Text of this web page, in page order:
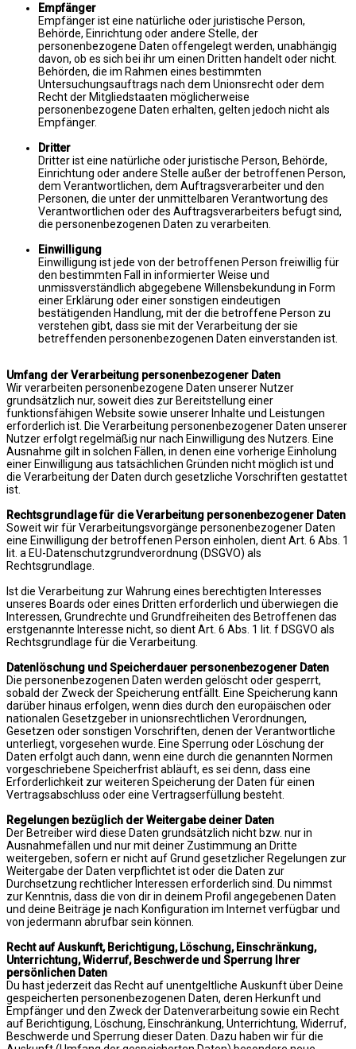
Empfänger
Empfänger ist eine natürliche oder juristische Person,
Behörde, Einrichtung oder andere Stelle, der
personenbezogene Daten offengelegt werden, unabhängig
davon, ob es sich bei ihr um einen Dritten handelt oder nicht.
Behörden, die im Rahmen eines bestimmten
Untersuchungsauftrags nach dem Unionsrecht oder dem
Recht der Mitgliedstaaten möglicherweise
personenbezogene Daten erhalten, gelten jedoch nicht als
Empfänger.
Dritter
Dritter ist eine natürliche oder juristische Person, Behörde,
Einrichtung oder andere Stelle außer der betroffenen Person,
dem Verantwortlichen, dem Auftragsverarbeiter und den
Personen, die unter der unmittelbaren Verantwortung des
Verantwortlichen oder des Auftragsverarbeiters befugt sind,
die personenbezogenen Daten zu verarbeiten.
Einwilligung
Einwilligung ist jede von der betroffenen Person freiwillig für
den bestimmten Fall in informierter Weise und
unmissverständlich abgegebene Willensbekundung in Form
einer Erklärung oder einer sonstigen eindeutigen
bestätigenden Handlung, mit der die betroffene Person zu
verstehen gibt, dass sie mit der Verarbeitung der sie
betreffenden personenbezogenen Daten einverstanden ist.
Umfang der Verarbeitung personenbezogener Daten
Wir verarbeiten personenbezogene Daten unserer Nutzer
grundsätzlich nur, soweit dies zur Bereitstellung einer
funktionsfähigen Website sowie unserer Inhalte und Leistungen
erforderlich ist. Die Verarbeitung personenbezogener Daten unserer
Nutzer erfolgt regelmäßig nur nach Einwilligung des Nutzers. Eine
Ausnahme gilt in solchen Fällen, in denen eine vorherige Einholung
einer Einwilligung aus tatsächlichen Gründen nicht möglich ist und
die Verarbeitung der Daten durch gesetzliche Vorschriften gestattet
ist.
Rechtsgrundlage für die Verarbeitung personenbezogener Daten
Soweit wir für Verarbeitungsvorgänge personenbezogener Daten
eine Einwilligung der betroffenen Person einholen, dient Art. 6 Abs. 1
lit. a EU-Datenschutzgrundverordnung (DSGVO) als
Rechtsgrundlage.
Ist die Verarbeitung zur Wahrung eines berechtigten Interesses
unseres Boards oder eines Dritten erforderlich und überwiegen die
Interessen, Grundrechte und Grundfreiheiten des Betroffenen das
erstgenannte Interesse nicht, so dient Art. 6 Abs. 1 lit. f DSGVO als
Rechtsgrundlage für die Verarbeitung.
Datenlöschung und Speicherdauer personenbezogener Daten
Die personenbezogenen Daten werden gelöscht oder gesperrt,
sobald der Zweck der Speicherung entfällt. Eine Speicherung kann
darüber hinaus erfolgen, wenn dies durch den europäischen oder
nationalen Gesetzgeber in unionsrechtlichen Verordnungen,
Gesetzen oder sonstigen Vorschriften, denen der Verantwortliche
unterliegt, vorgesehen wurde. Eine Sperrung oder Löschung der
Daten erfolgt auch dann, wenn eine durch die genannten Normen
vorgeschriebene Speicherfrist abläuft, es sei denn, dass eine
Erforderlichkeit zur weiteren Speicherung der Daten für einen
Vertragsabschluss oder eine Vertragserfüllung besteht.
Regelungen bezüglich der Weitergabe deiner Daten
Der Betreiber wird diese Daten grundsätzlich nicht bzw. nur in
Ausnahmefällen und nur mit deiner Zustimmung an Dritte
weitergeben, sofern er nicht auf Grund gesetzlicher Regelungen zur
Weitergabe der Daten verpflichtet ist oder die Daten zur
Durchsetzung rechtlicher Interessen erforderlich sind. Du nimmst
zur Kenntnis, dass die von dir in deinem Profil angegebenen Daten
und deine Beiträge je nach Konfiguration im Internet verfügbar und
von jedermann abrufbar sein können.
Recht auf Auskunft, Berichtigung, Löschung, Einschränkung,
Unterrichtung, Widerruf, Beschwerde und Sperrung Ihrer
persönlichen Daten
Du hast jederzeit das Recht auf unentgeltliche Auskunft über Deine
gespeicherten personenbezogenen Daten, deren Herkunft und
Empfänger und den Zweck der Datenverarbeitung sowie ein Recht
auf Berichtigung, Löschung, Einschränkung, Unterrichtung, Widerruf,
Beschwerde und Sperrung dieser Daten. Dazu haben wir für die